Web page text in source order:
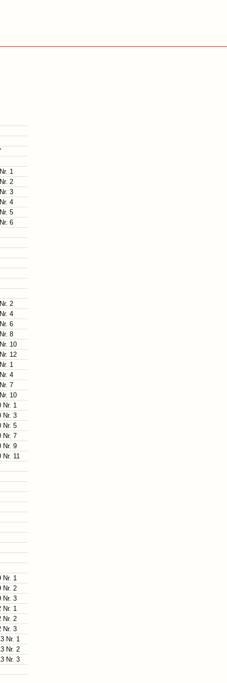
1
2
3
4
5
6
2
4
6
8
10
12
1
4
7
10
Nr. 1
Nr. 3
Nr. 5
Nr. 7
Nr. 9
Nr. 11
Nr. 1
Nr. 2
Nr. 3
Nr. 1
Nr. 2
Nr. 3
Nr. 1
Nr. 2
Nr. 3